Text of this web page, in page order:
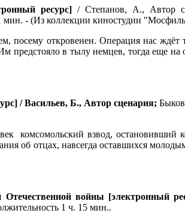
ресурс] / Степанов, А.,
- (Из коллекции киностудии
посему откровенен. Операция нас
предстояло в тылу немцев, тогда еще
/Васильев, Б., Автор сценария;
комсомольский взвод, остановивший
об отцах, навсегда оставшихся
войны [электронный
1 ч. 15 мин..